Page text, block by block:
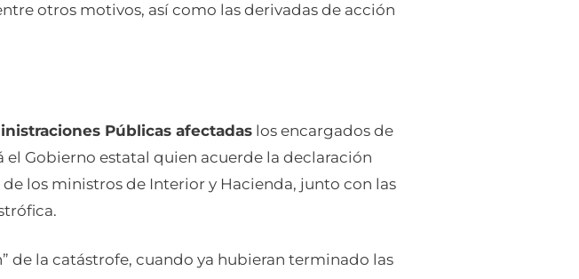
otros motivos, así como las derivadas de acción
Públicas afectadas los encargados de
Gobierno estatal quien acuerde la declaración
los ministros de Interior y Hacienda, junto con las
de la catástrofe, cuando ya hubieran terminado las